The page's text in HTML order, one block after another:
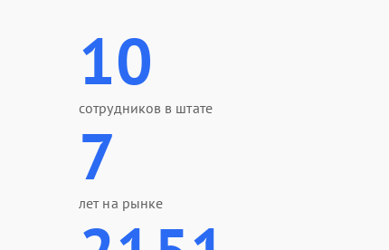
10
сотрудников в штате
7
лет на рынке